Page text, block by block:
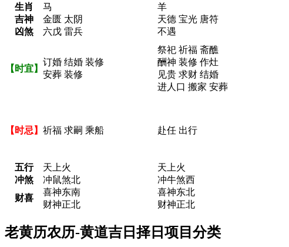
生肖
马 羊
吉神
金匮 太阴 天德 宝光 唐符
凶煞
六戊 雷兵 不遇
【时宜】
订婚 结婚 装修
安葬 装修
祭祀 祈福 斋醮
酬神 装修 作灶
见贵 求财 结婚
进人口 搬家 安葬
【时忌】 祈福 求嗣 乘船 赴任 出行
五行 天上火 天上火
冲煞
冲鼠煞北 冲牛煞西
财喜
喜神东南
财神正北
喜神东北
财神正北
老黄历农历-黄道吉日择日项目分类